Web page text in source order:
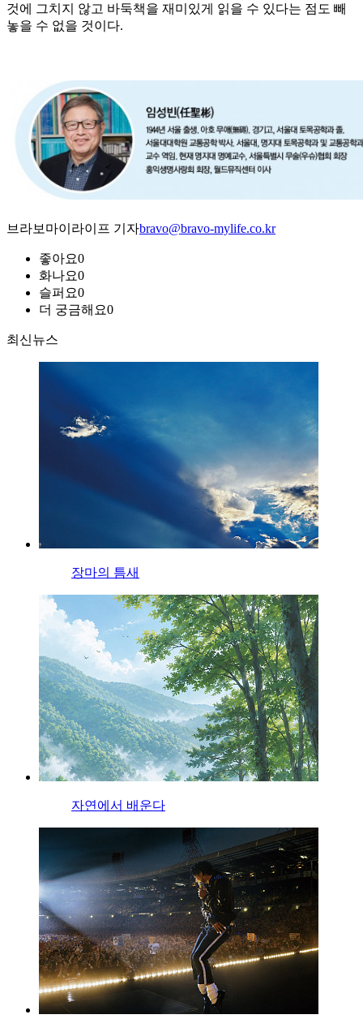
것에 그치지 않고 바둑책을 재미있게 읽을 수 있다는 점도 빼
놓을 수 없을 것이다.
브라보마이라이프 기자bravo@bravo-mylife.co.kr
좋아요0
화나요0
슬퍼요0
더 궁금해요0
최신뉴스
장마의 틈새
자연에서 배운다